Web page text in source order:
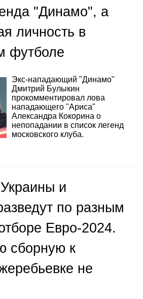
"Динамо", а
личность в
футболе
Экс-нападающий "Динамо"
Дмитрий Булыкин
прокомментировал лова
нападающего "Ариса"
Александра Кокорина о
непопадании в список легенд
московского клуба.
и
по разным
Евро-2024.
сборную к
не